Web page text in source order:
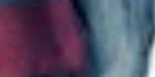
En las Tablas
En Serie
Memo
Oscar
Top